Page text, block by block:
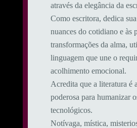
através da elegância da
Como escritora, dedica
nuances do cotidiano e às
transformações da alma,
linguagem que une o
acolhimento emocional.
​Acredita que a literatura é
poderosa para humanizar
tecnológicos.
Notívaga, mística,